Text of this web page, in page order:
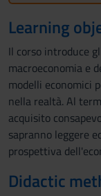
Learning
Il corso introduce
macroeconomia e
modelli economici
nella realtà. Al
acquisito
sapranno leggere
prospettiva
Didactic